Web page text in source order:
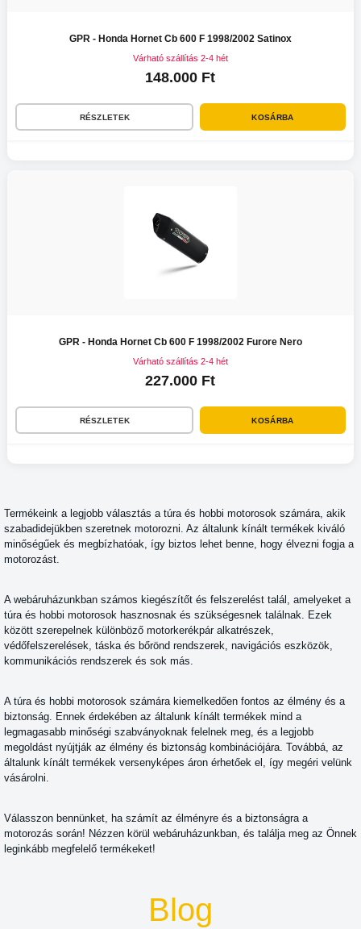
GPR - Honda Hornet Cb 600 F 1998/2002 Satinox
Várható szállítás 2-4 hét
148.000 Ft
RÉSZLETEK KOSÁRBA
GPR - Honda Hornet Cb 600 F 1998/2002 Furore Nero
Várható szállítás 2-4 hét
227.000 Ft
RÉSZLETEK KOSÁRBA
Termékeink a legjobb választás a túra és hobbi motorosok számára, akik
szabadidejükben szeretnek motorozni. Az általunk kínált termékek kiváló
minőségűek és megbízhatóak, így biztos lehet benne, hogy élvezni fogja a
motorozást.
A webáruházunkban számos kiegészítőt és felszerelést talál, amelyeket a
túra és hobbi motorosok hasznosnak és szükségesnek találnak. Ezek
között szerepelnek különböző motorkerékpár alkatrészek,
védőfelszerelések, táska és bőrönd rendszerek, navigációs eszközök,
kommunikációs rendszerek és sok más.
A túra és hobbi motorosok számára kiemelkedően fontos az élmény és a
biztonság. Ennek érdekében az általunk kínált termékek mind a
legmagasabb minőségi szabványoknak felelnek meg, és a legjobb
megoldást nyújtják az élmény és biztonság kombinációjára. Továbbá, az
általunk kínált termékek versenyképes áron érhetőek el, így megéri velünk
vásárolni.
Válasszon bennünket, ha számít az élményre és a biztonságra a
motorozás során! Nézzen körül webáruházunkban, és találja meg az Önnek
leginkább megfelelő termékeket!
Blog